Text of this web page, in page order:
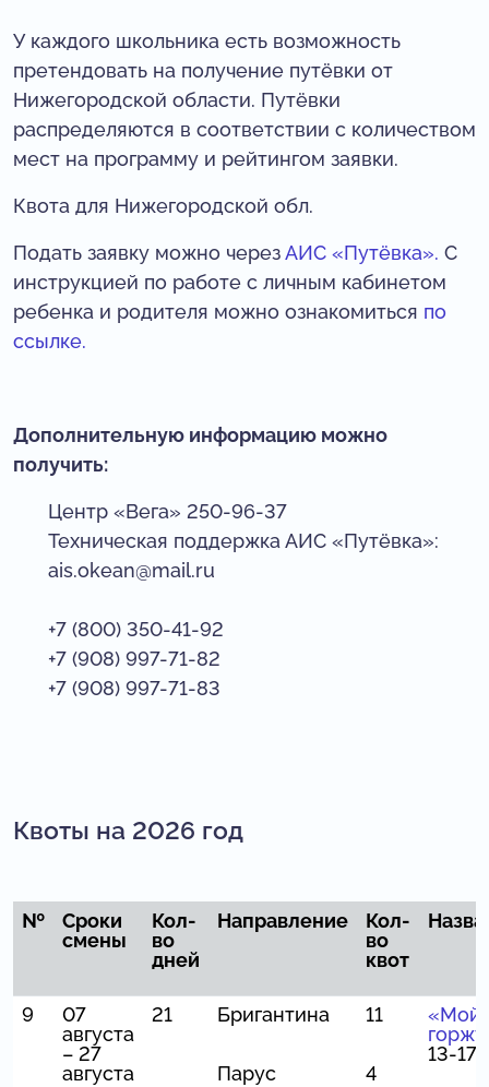
У каждого школьника есть возможность
претендовать на получение путёвки от
Нижегородской области. Путёвки
распределяются в соответствии с количеством
мест на программу и рейтингом заявки.
Квота для Нижегородской обл.
Подать заявку можно черезАИС «Путёвка». С
инструкцией по работе с личным кабинетом
ребенка и родителя можно ознакомиться по
ссылке.
Дополнительную информацию можно
получить:
Центр «Вега» 250-96-37
Техническая поддержка АИС «Путёвка»:
ais.okean@mail.ru
+7 (800) 350-41-92
+7 (908) 997-71-82
+7 (908) 997-71-83
Квоты на 2026 год
№
Сроки
смены
Кол-
во
дней
Направление
Кол-
во
квот
9
07
августа
– 27
августа
21 Бригантина
Парус
11
4
«Мой
13-17